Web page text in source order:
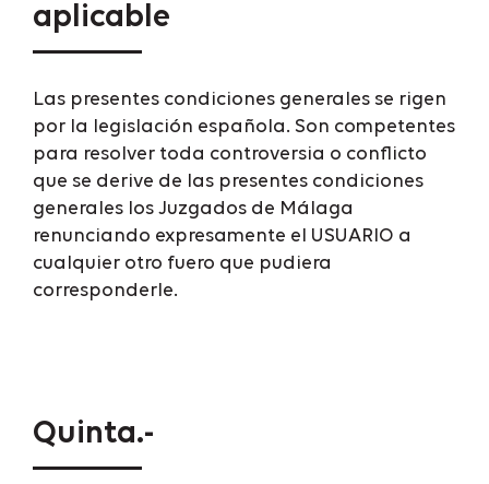
aplicable
Las presentes condiciones generales se rigen
por la legislación española. Son competentes
para resolver toda controversia o conflicto
que se derive de las presentes condiciones
generales los Juzgados de Málaga
renunciando expresamente el USUARIO a
cualquier otro fuero que pudiera
corresponderle.
Quinta.-